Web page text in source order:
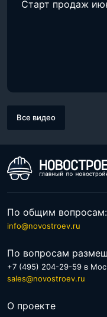
Старт продаж
Все видео
По общим вопросам:
info@novostroev.ru
По вопросам
+7 (495) 204-29-59 в
sales@novostroev.ru
О проекте